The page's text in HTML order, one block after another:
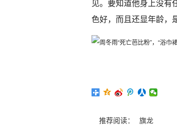
见。要知道他身上没有
色好，而且还显年龄，
推荐阅读： 旗龙